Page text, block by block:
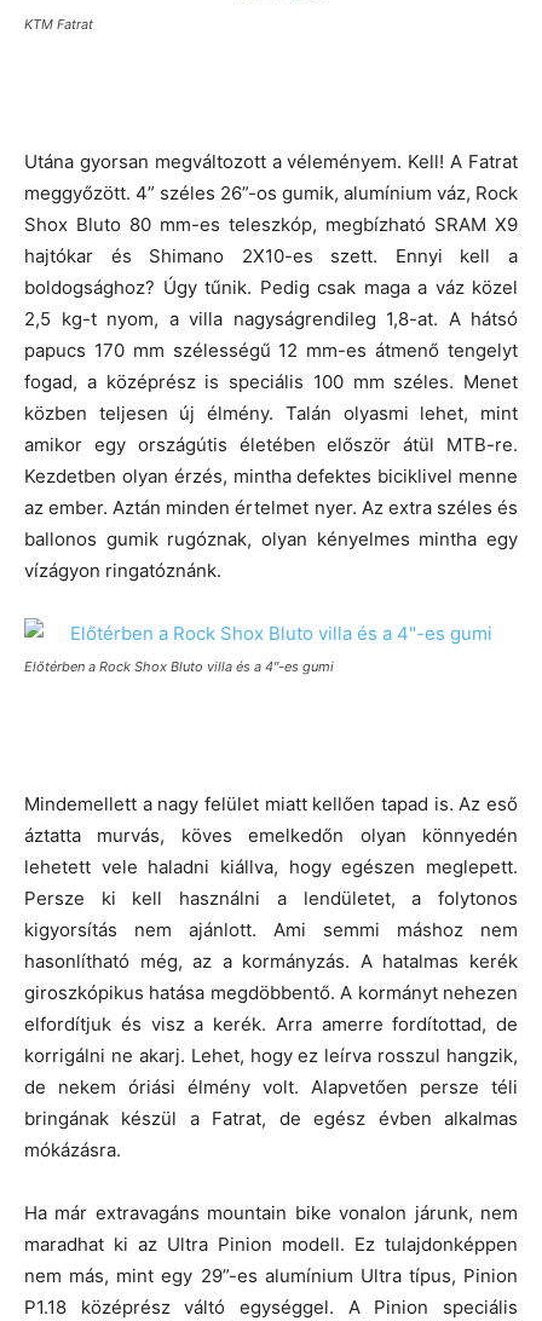
KTM Fatrat
Utána gyorsan megváltozott a véleményem. Kell! A Fatrat
meggyőzött. 4” széles 26”-os gumik, alumínium váz, Rock
Shox Bluto 80 mm-es teleszkóp, megbízható SRAM X9
hajtókar és Shimano 2X10-es szett. Ennyi kell a
boldogsághoz? Úgy tűnik. Pedig csak maga a váz közel
2,5 kg-t nyom, a villa nagyságrendileg 1,8-at. A hátsó
papucs 170 mm szélességű 12 mm-es átmenő tengelyt
fogad, a középrész is speciális 100 mm széles. Menet
közben teljesen új élmény. Talán olyasmi lehet, mint
amikor egy országútis életében először átül MTB-re.
Kezdetben olyan érzés, mintha defektes biciklivel menne
az ember. Aztán minden értelmet nyer. Az extra széles és
ballonos gumik rugóznak, olyan kényelmes mintha egy
vízágyon ringatóznánk.
Előtérben a Rock Shox Bluto villa és a 4″-es gumi
Mindemellett a nagy felület miatt kellően tapad is. Az eső
áztatta murvás, köves emelkedőn olyan könnyedén
lehetett vele haladni kiállva, hogy egészen meglepett.
Persze ki kell használni a lendületet, a folytonos
kigyorsítás nem ajánlott. Ami semmi máshoz nem
hasonlítható még, az a kormányzás. A hatalmas kerék
giroszkópikus hatása megdöbbentő. A kormányt nehezen
elfordítjuk és visz a kerék. Arra amerre fordítottad, de
korrigálni ne akarj. Lehet, hogy ez leírva rosszul hangzik,
de nekem óriási élmény volt. Alapvetően persze téli
bringának készül a Fatrat, de egész évben alkalmas
mókázásra.
Ha már extravagáns mountain bike vonalon járunk, nem
maradhat ki az Ultra Pinion modell. Ez tulajdonképpen
nem más, mint egy 29”-es alumínium Ultra típus, Pinion
P1.18 középrész váltó egységgel. A Pinion speciális